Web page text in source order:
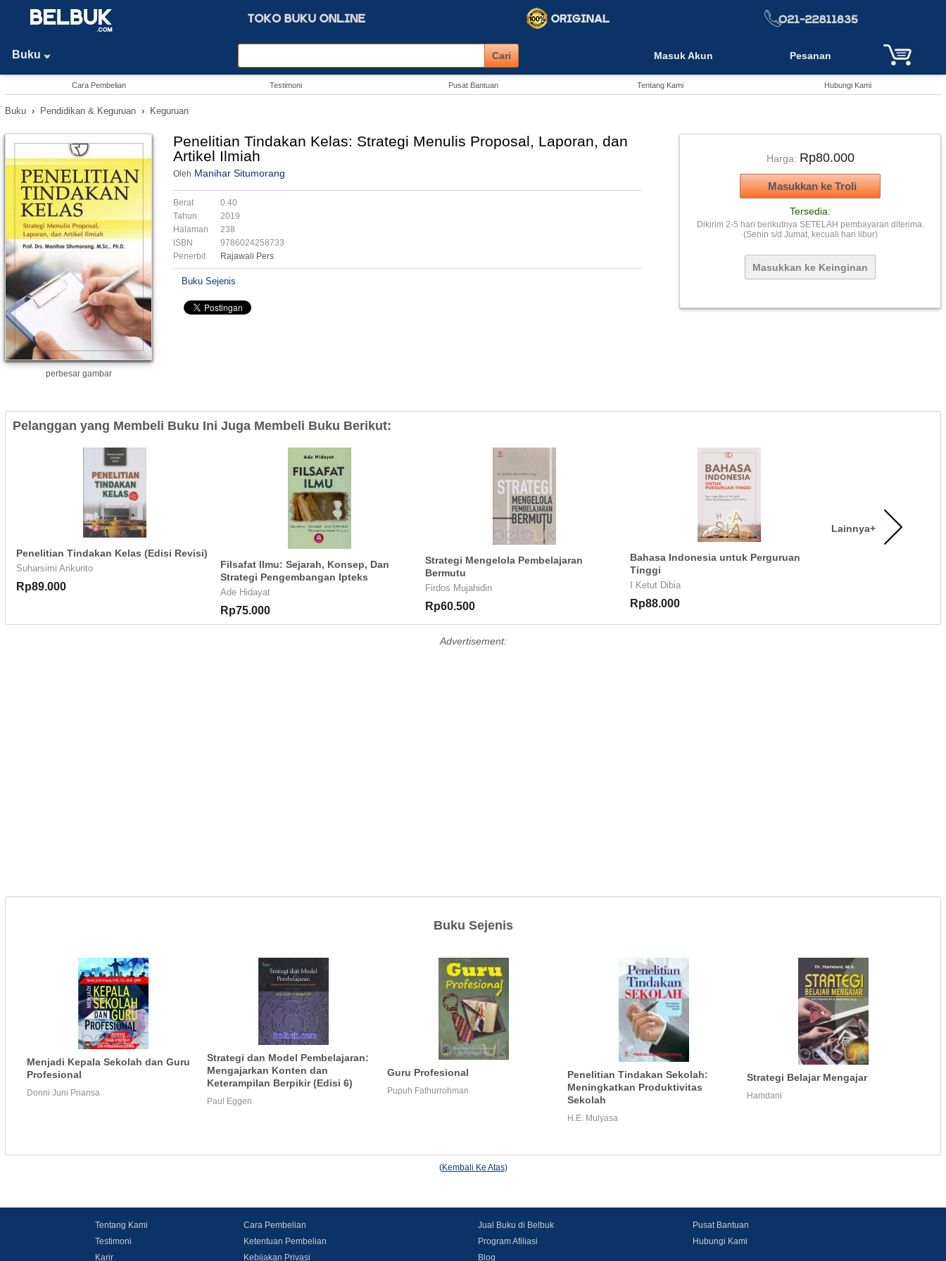
Buku Masuk Akun Pesanan
Cara Pembelian Testimoni Pusat Bantuan Tentang Kami Hubungi Kami
Buku › Pendidikan & Keguruan › Keguruan
perbesar gambar
Penelitian Tindakan Kelas: Strategi Menulis Proposal, Laporan, dan
Artikel Ilmiah
Oleh Manihar Situmorang
Berat
0.40
Tahun
2019
Halaman
238
ISBN
9786024258733
Penerbit
Rajawali Pers
Buku Sejenis
Harga: Rp80.000
Tersedia:
Dikirim 2-5 hari berikutnya SETELAH pembayaran diterima.
(Senin s/d Jumat, kecuali hari libur)
Pelanggan yang Membeli Buku Ini Juga Membeli Buku Berikut:
Penelitian Tindakan Kelas (Edisi Revisi)
Suharsimi Arikunto
Rp89.000
Filsafat Ilmu: Sejarah, Konsep, Dan
Strategi Pengembangan Ipteks
Ade Hidayat
Rp75.000
Strategi Mengelola Pembelajaran
Bermutu
Firdos Mujahidin
Rp60.500
Bahasa Indonesia untuk Perguruan
Tinggi
I Ketut Dibia
Rp88.000
Lainnya+
Advertisement:
Buku Sejenis
Menjadi Kepala Sekolah dan Guru
Profesional
Donni Juni Priansa
Strategi dan Model Pembelajaran:
Mengajarkan Konten dan
Keterampilan Berpikir (Edisi 6)
Paul Eggen
Guru Profesional
Pupuh Fathurrohman
Penelitian Tindakan Sekolah:
Meningkatkan Produktivitas
Sekolah
H.E. Mulyasa
Strategi Belajar Mengajar
Hamdani
(Kembali Ke Atas)
Tentang Kami
Testimoni
Karir
Cara Pembelian
Ketentuan Pembelian
Kebijakan Privasi
Jual Buku di Belbuk
Program Afiliasi
Blog
Pusat Bantuan
Hubungi Kami